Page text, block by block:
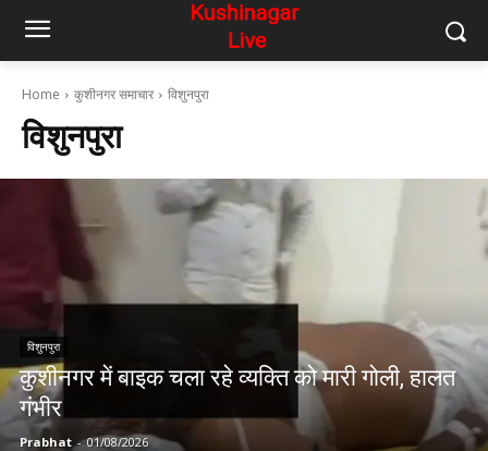
Home कुशीनगर समाचार विशुनपुरा
विशुनपुरा
विशुनपुरा
कुशीनगर में बाइक चला रहे व्यक्ति को मारी गोली, हालत
गंभीर
Prabhat - 01/08/2026